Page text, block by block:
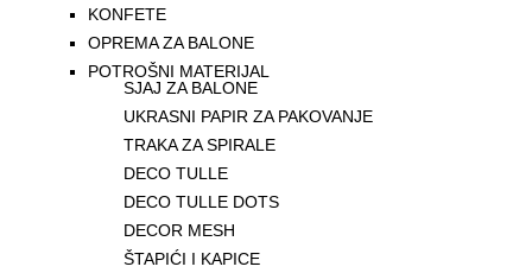
KONFETE
OPREMA ZA BALONE
POTROŠNI MATERIJAL
SJAJ ZA BALONE
UKRASNI PAPIR ZA PAKOVANJE
TRAKA ZA SPIRALE
DECO TULLE
DECO TULLE DOTS
DECOR MESH
ŠTAPIĆI I KAPICE